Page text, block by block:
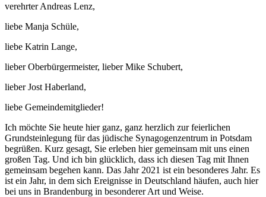
verehrter Andreas Lenz,
liebe Manja Schüle,
liebe Katrin Lange,
lieber Oberbürgermeister, lieber Mike Schubert,
lieber Jost Haberland,
liebe Gemeindemitglieder!
Ich möchte Sie heute hier ganz, ganz herzlich zur feierlichen
Grundsteinlegung für das jüdische Synagogenzentrum in Potsdam
begrüßen. Kurz gesagt, Sie erleben hier gemeinsam mit uns einen
großen Tag. Und ich bin glücklich, dass ich diesen Tag mit Ihnen
gemeinsam begehen kann. Das Jahr 2021 ist ein besonderes Jahr. Es
ist ein Jahr, in dem sich Ereignisse in Deutschland häufen, auch hier
bei uns in Brandenburg in besonderer Art und Weise.